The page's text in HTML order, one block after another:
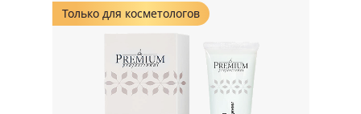
Только для косметологов